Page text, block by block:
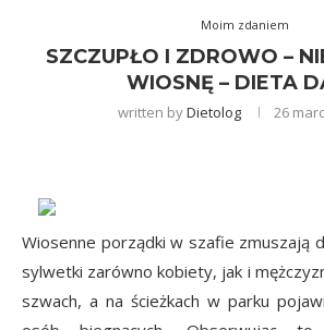
Moim zdaniem
SZCZUPŁO I ZDROWO –
WIOSNĘ – DIETA
written byDietolog 26
Wiosenne porządki w szafie zmuszają
sylwetki zarówno kobiety, jak i
szwach, a na ścieżkach w parku